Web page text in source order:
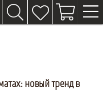
новый тренд в